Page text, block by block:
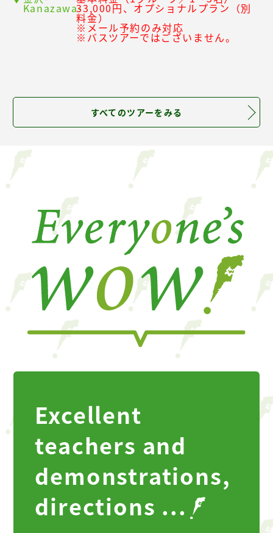
Kanazawa-33,000円、オプショナルプラン（別
料金）
※メール予約のみ対応
※バスツアーではございません。
すべてのツアーをみる
Excellent
teachers and
demonstrations,
directions ...